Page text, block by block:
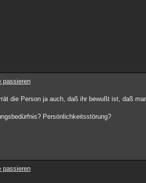
passieren
die Person ja auch, daß ihr bewußt ist, daß
Persönlichkeitsstörung?
passieren